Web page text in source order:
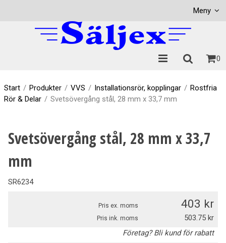
Meny
0
Start / Produkter / VVS / Installationsrör, kopplingar / Rostfria
Rör & Delar / Svetsövergång stål, 28 mm x 33,7 mm
Svetsövergång stål, 28 mm x 33,7
mm
SR6234
Pris ex. moms 403
Pris ink. moms
503.75
Företag? Bli kund för rabatt